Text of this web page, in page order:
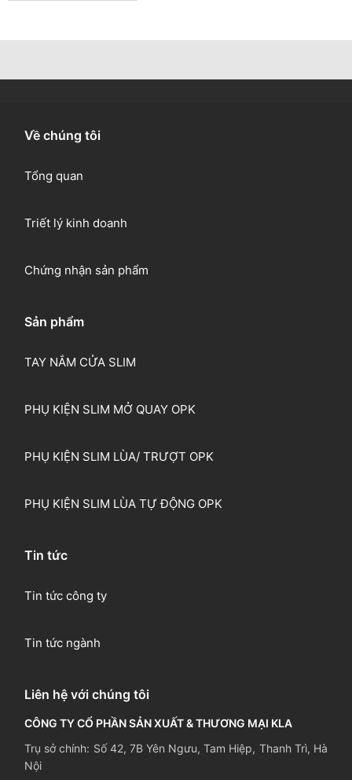
Về chúng tôi
Tổng quan
Triết lý kinh doanh
Chứng nhận sản phẩm
Sản phẩm
TAY NẮM CỬA SLIM
PHỤ KIỆN SLIM MỞ QUAY OPK
PHỤ KIỆN SLIM LÙA/ TRƯỢT OPK
PHỤ KIỆN SLIM LÙA TỰ ĐỘNG OPK
Tin tức
Tin tức công ty
Tin tức ngành
Liên hệ với chúng tôi
CÔNG TY CỔ PHẦN SẢN XUẤT & THƯƠNG MẠI KLA
Trụ sở chính: Số 42, 7B Yên Ngưu, Tam Hiệp, Thanh Trì, Hà
Nội